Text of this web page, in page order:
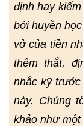
định hay
bởi huyền
vở của tiền
thêm thắt,
nhắc kỹ
này. Chúng
khảo như